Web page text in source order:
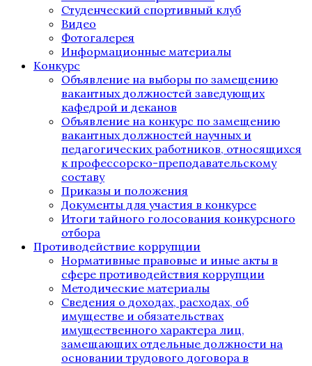
Студенческий спортивный клуб
Видео
Фотогалерея
Информационные материалы
Конкурс
Объявление на выборы по замещению
вакантных должностей заведующих
кафедрой и деканов
Объявление на конкурс по замещению
вакантных должностей научных и
педагогических работников, относящихся
к профессорско-преподавательскому
составу
Приказы и положения
Документы для участия в конкурсе
Итоги тайного голосования конкурсного
отбора
Противодействие коррупции
Нормативные правовые и иные акты в
сфере противодействия коррупции
Методические материалы
Сведения о доходах, расходах, об
имуществе и обязательствах
имущественного характера лиц,
замещающих отдельные должности на
основании трудового договора в